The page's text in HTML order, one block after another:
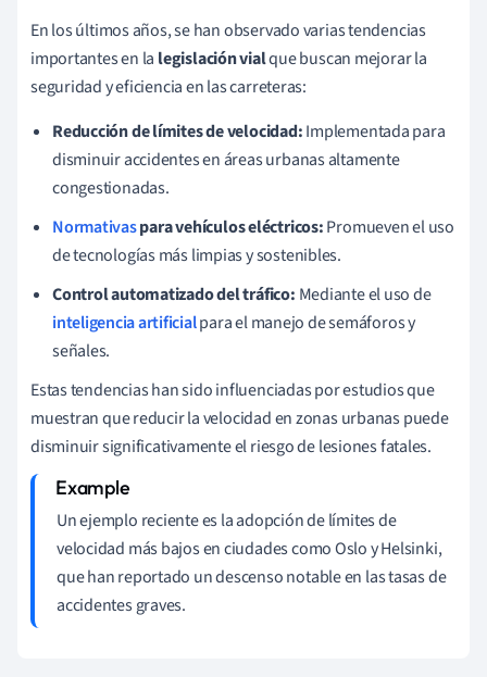
En los últimos años, se han observado varias tendencias
importantes en la legislación vialque buscan mejorar la
seguridad y eficiencia en las carreteras:
Reducción de límites de velocidad:Implementada para
disminuir accidentes en áreas urbanas altamente
congestionadas.
Normativaspara vehículos eléctricos:Promueven el uso
de tecnologías más limpias y sostenibles.
Control automatizado del tráfico: Mediante el uso de
inteligencia artificialpara el manejo de semáforos y
señales.
Estas tendencias han sido influenciadas por estudios que
muestran que reducir la velocidad en zonas urbanas puede
disminuir significativamente el riesgo de lesiones fatales.
Un ejemplo reciente es la adopción de límites de
velocidad más bajos en ciudades como Oslo y Helsinki,
que han reportado un descenso notable en las tasas de
accidentes graves.